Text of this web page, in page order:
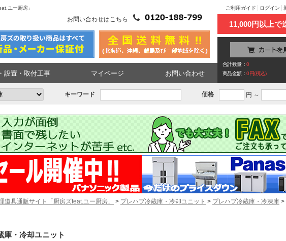
ユー厨房」
お問い合わせはこちら
ご利用ガイド ログイン
11,000円以上で
合計数量：0
商品金額：0円(税込)
設置・取付工事 マイページ お問い合わせ
キーワード 価格 円 ～
道具通販サイト「厨房ズfeat.ユー厨房」 > プレハブ冷蔵庫・冷却ユニット > プレハブ冷蔵庫・冷凍庫 >
庫・冷却ユニット